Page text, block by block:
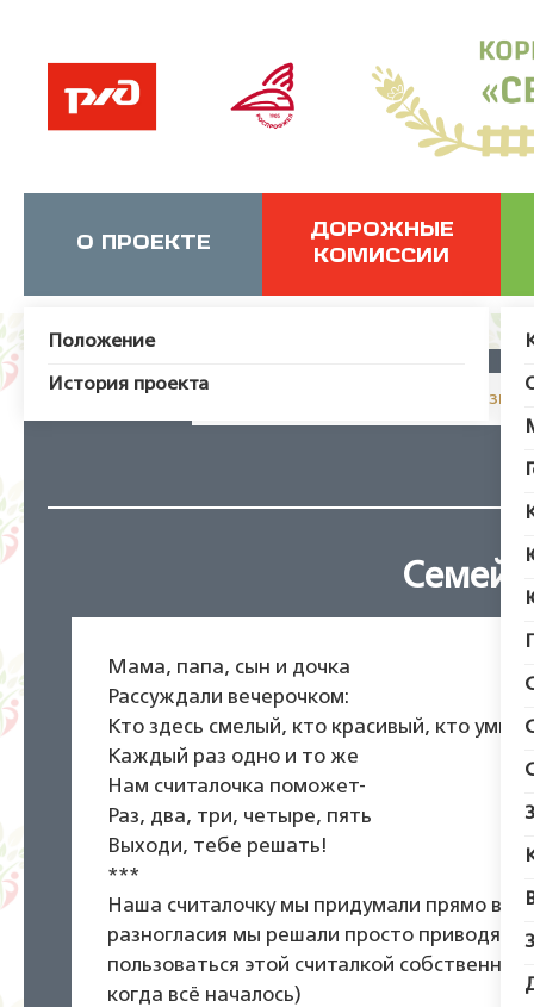
О ПРОЕКТЕ
Положение
История проекта
ДОРОЖНЫЕ
КОМИССИИ
JUser: :_load: Не удалось
Мама, папа, сын и дочка
Рассуждали вечерочком:
Кто здесь смелый, кто красивый, кто
Каждый раз одно и то же
Нам считалочка поможет-
Раз, два, три, четыре, пять
Выходи, тебе решать!
***
Наша считалочку мы придумали прямо во
разногласия мы решали просто приводя
пользоваться этой считалкой
когда всё началось)